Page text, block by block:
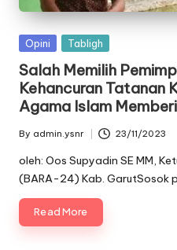
Posted
Opini Tabligh
Salah Memilih
Kehancuran Tatanan
Agama Islam
Posted
by
By admin.ysnr 23/11/2023
oleh: Oos Supyadin SE MM,
(BARA-24) Kab. GarutSosok
Read More